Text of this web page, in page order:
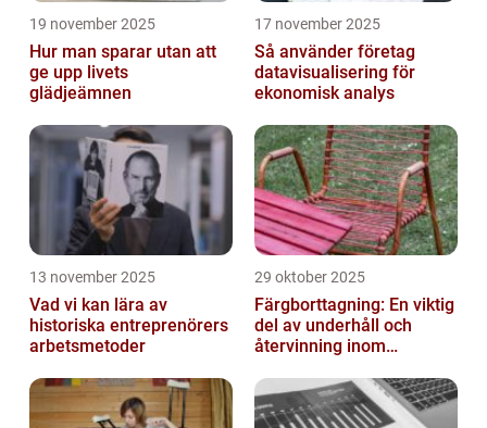
19 november 2025
Hur man sparar utan att
ge upp livets
glädjeämnen
17 november 2025
Så använder företag
datavisualisering för
ekonomisk analys
13 november 2025
Vad vi kan lära av
historiska entreprenörers
arbetsmetoder
29 oktober 2025
Färgborttagning: En viktig
del av underhåll och
återvinning inom